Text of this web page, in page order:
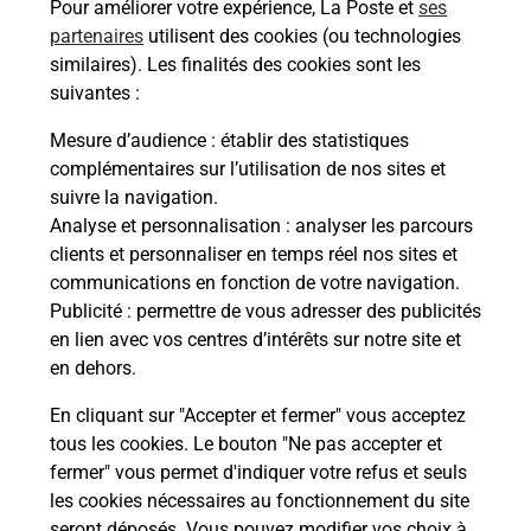
Pour améliorer votre expérience, La Poste et ses
partenaires utilisent des cookies (ou technologies
similaires). Les finalités des cookies sont les
suivantes :
Mesure d’audience : établir des statistiques
complémentaires sur l’utilisation de nos sites et
suivre la navigation.
Analyse et personnalisation : analyser les parcours
clients et personnaliser en temps réel nos sites et
communications en fonction de votre navigation.
Publicité : permettre de vous adresser des publicités
en lien avec vos centres d’intérêts sur notre site et
en dehors.
En cliquant sur "Accepter et fermer" vous acceptez
tous les cookies. Le bouton "Ne pas accepter et
fermer" vous permet d'indiquer votre refus et seuls
les cookies nécessaires au fonctionnement du site
Itinéraire
Boîte aux lettres La Poste
Prochaine collecte du courrier
08h30
186 Avenue Saint Michel
06500
Sainte Agnes
Itinéraire
Localiser Liste Boîtes aux lettres
Alpes-Maritimes
Sainte Agnes